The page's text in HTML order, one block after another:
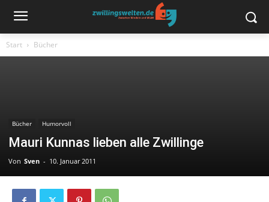
Start Bücher
Bücher Humorvoll
Mauri Kunnas lieben alle Zwillinge
Von Sven - 10. Januar 2011